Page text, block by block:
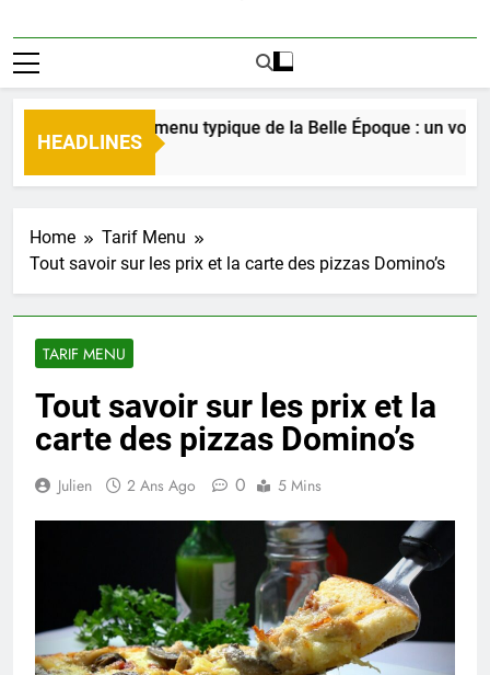
HEADLINES
du menu typique de la Belle Époque : un voyage
Heures Ago
Home
Tarif Menu
Tout savoir sur les prix et la carte des pizzas Domino’s
TARIF MENU
Tout savoir sur les prix et la
carte des pizzas Domino’s
Julien 2 Ans Ago 0 5 Mins